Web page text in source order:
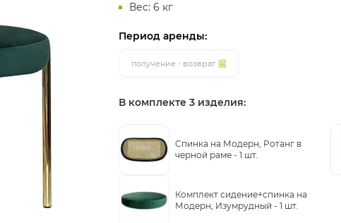
Барная мебель
Вес: 6 кг
Период аренды:
получение - возврат
В комплекте 3 изделия:
Cпинка на Модерн, Ротанг в
черной раме - 1 шт.
Комплект сидение+спинка на
Модерн, Изумрудный - 1 шт.